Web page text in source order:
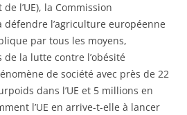
l’UE), la Commission
défendre l’agriculture européenne
par tous les moyens,
la lutte contre l’obésité
de société avec près de 22
dans l’UE et 5 millions en
l’UE en arrive-t-elle à lancer